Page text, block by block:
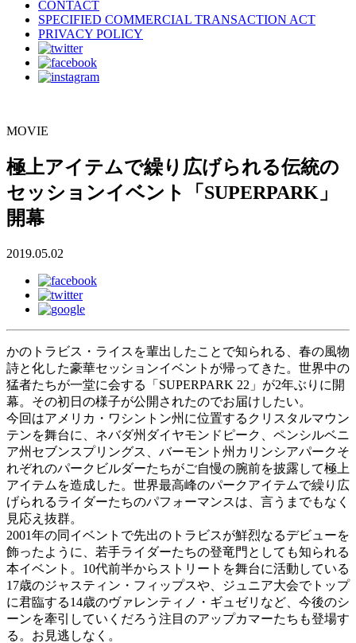
CONTACT
SPECIFIED COMMERCIAL TRANSACTION ACT
PRIVACY POLICY
MOVIE
極上アイテムで繰り広げられる伝統の
セッションイベント「SUPERPARK」
開幕
2019.05.02
かのトラビス・ライスを輩出したことで知られる、春の風物
詩と化した豪華セッションイベントが帰ってきた。世界中の
猛者たちが一堂に会する「SUPERPARK 22」が2年ぶりに開
幕。その初日の様子が公開されたのでお届けしたい。
今回はアメリカ・ワシントン州に位置するクリスタルマウン
テンを舞台に、ネバダ州ダイヤモンドピーク、ペンシルベニ
ア州セブンスプリングス、バーモント州カリンシアパークそ
れぞれのパークビルダーたちがご自慢の腕前を披露して極上
アイテムを造成した。世界最高峰のパークアイテムで繰り広
げられるライダーたちのパフォーマンスは、言うまでもなく
見応え抜群。
2001年の同イベントで先出のトラビスが鮮烈なるデビューを
飾ったように、若手ライダーたちの登竜門としても知られる
本イベント。10代前半からストリートを舞台に活動している
17歳のジャスティン・フィップスや、ジュニア大会でトップ
に君臨する14歳のヴァレンティノ・ギュゼリなど、今後のシ
ーンを牽引していくだろう注目のアップカマーたちも登場す
る。お見逃しなく。